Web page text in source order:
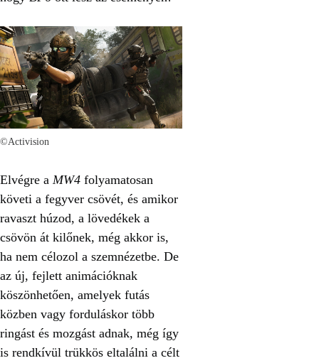
©Activision
Elvégre a MW4 folyamatosan
követi a fegyver csövét, és amikor
ravaszt húzod, a lövedékek a
csövön át kilőnek, még akkor is,
ha nem célozol a szemnézetbe. De
az új, fejlett animációknak
köszönhetően, amelyek futás
közben vagy forduláskor több
ringást és mozgást adnak, még így
is rendkívül trükkös eltalálni a célt